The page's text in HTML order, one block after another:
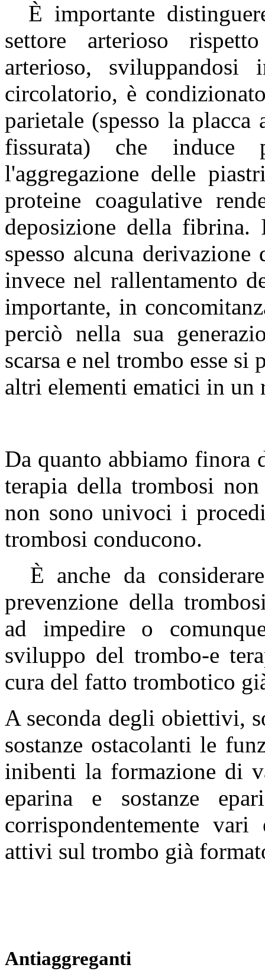
È importante
settore arterioso
arterioso,
circolatorio, è
parietale (spesso la
fissurata) che induce
l'aggregazione delle
proteine coagulative
deposizione della
spesso alcuna
invece nel rallentamento
importante, in
perciò nella sua
scarsa e nel trombo esse
altri elementi ematici in
Da quanto abbiamo finora
terapia della trombosi
non sono univoci i
trombosi conducono.
È anche da
prevenzione della
ad impedire o
sviluppo del trombo-e
cura del fatto trombotico
A seconda degli obiettivi,
sostanze ostacolanti le
inibenti la formazione di
eparina e sostanze
corrispondentemente
attivi sul trombo già
Antiaggreganti